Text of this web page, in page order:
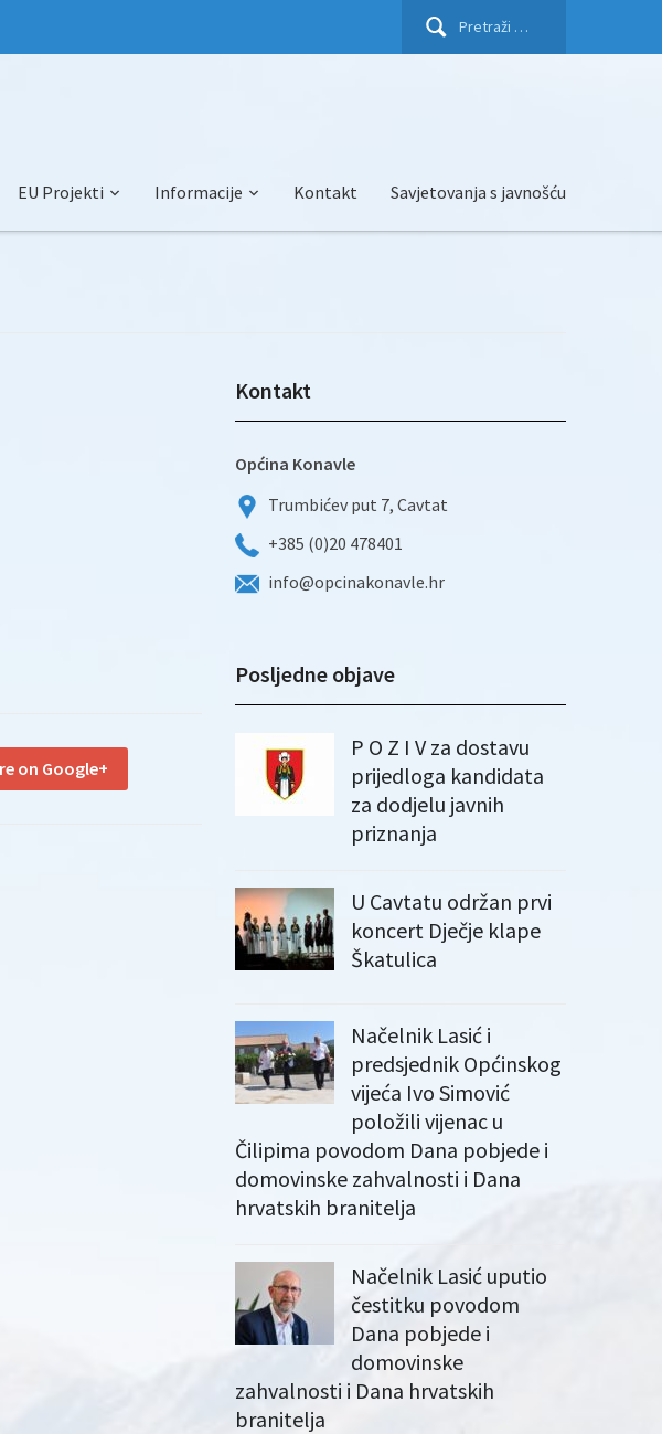
Pretraži:
EU Projekti Informacije Kontakt Savjetovanja s javnošću
on Google+
Kontakt
Općina Konavle
Trumbićev put 7, Cavtat
+385 (0)20 478401
info@opcinakonavle.hr
Posljedne objave
P O Z I V za dostavu
prijedloga kandidata
za dodjelu javnih
priznanja
U Cavtatu održan prvi
koncert Dječje klape
Škatulica
Načelnik Lasić i
predsjednik Općinskog
vijeća Ivo Simović
položili vijenac u
Čilipima povodom Dana pobjede i
domovinske zahvalnosti i Dana
hrvatskih branitelja
Načelnik Lasić uputio
čestitku povodom
Dana pobjede i
domovinske
zahvalnosti i Dana hrvatskih
branitelja